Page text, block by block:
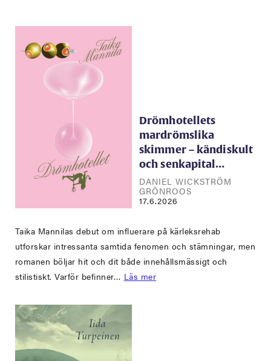
Drömhotellets
mardrömslika
skimmer – kändiskult
och senkapital…
DANIEL WICKSTRÖM
GRÖNROOS
17.6.2026
Taika Mannilas debut om influerare på kärleksrehab
utforskar intressanta samtida fenomen och stämningar, men
romanen böljar hit och dit både innehållsmässigt och
stilistiskt. Varför befinner… Läs mer